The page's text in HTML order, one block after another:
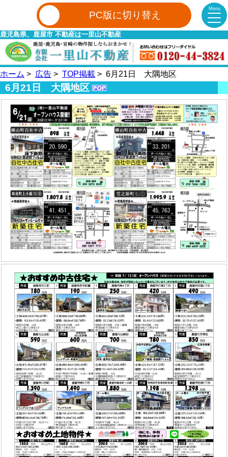
Menu
PC版に切り替え
鹿児島県、鹿屋市 不動産は一里山不動産
ホーム > 広告 > TOP掲載 > 6月21日 大隅地区
6月21日 大隅地区